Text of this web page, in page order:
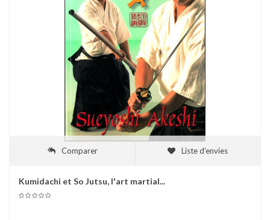
Comparer Liste d'envies
Kumidachi et So Jutsu, l'art martial...